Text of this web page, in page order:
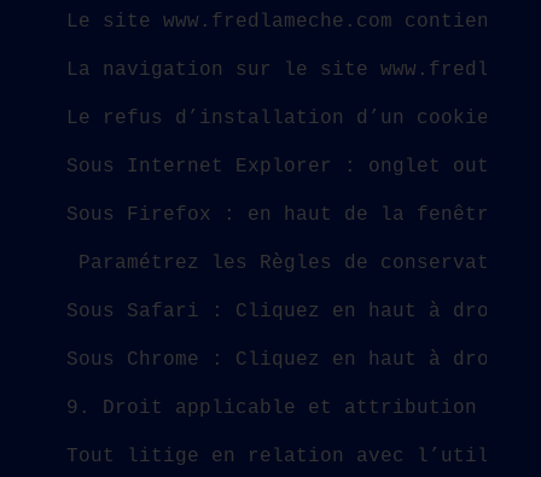
Le site www.fredlameche.com
La navigation sur le site
Le refus d’installation d’un cookie
Sous Internet Explorer : onglet outil
Sous Firefox : en haut de la fenêtre
Paramétrez les Règles de
Sous Safari : Cliquez en haut à droite
Sous Chrome : Cliquez en haut à
9. Droit applicable et attribution de
Tout litige en relation avec